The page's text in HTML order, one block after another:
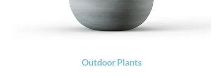
Outdoor Plants